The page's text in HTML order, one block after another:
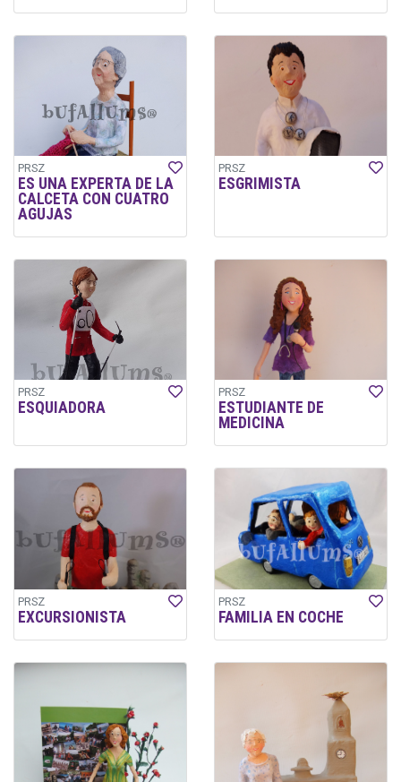
PRSZ
ES UNA EXPERTA DE LA
CALCETA CON CUATRO
AGUJAS
PRSZ
ESGRIMISTA
PRSZ
ESQUIADORA
PRSZ
ESTUDIANTE DE
MEDICINA
PRSZ
EXCURSIONISTA
PRSZ
FAMILIA EN COCHE